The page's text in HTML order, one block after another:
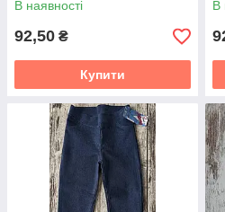
В наявності
92,50 ₴
Купити
В